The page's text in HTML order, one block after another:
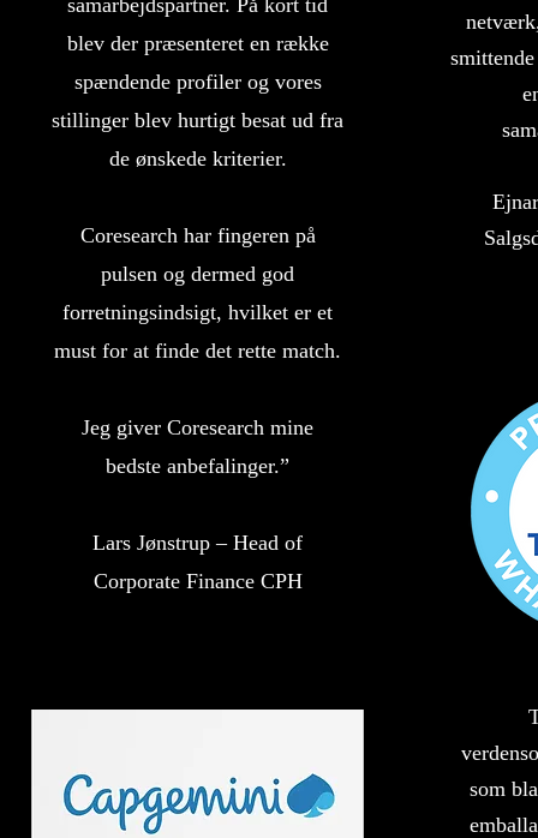
samarbejdspartner. På kort tid
blev der præsenteret en række
spændende profiler og vores
stillinger blev hurtigt besat ud fra
de ønskede kriterier.
Coresearch har fingeren på
pulsen og dermed god
forretningsindsigt, hvilket er et
must for at finde det rette match.
Jeg giver Coresearch mine
bedste anbefalinger.”
Lars Jønstrup – Head of
Corporate Finance CPH
som